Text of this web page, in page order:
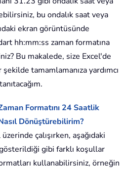
bu ondalık saat veya
ekran görüntüsünde
hh:mm:ss zaman formatına
Bu makalede, size Excel'de
tamamlamanıza yardımcı
Formatını 24 Saatlik
Dönüştürebilirim?
çalışırken, aşağıdaki
gibi farklı koşullar
kullanabilirsiniz, örneğin